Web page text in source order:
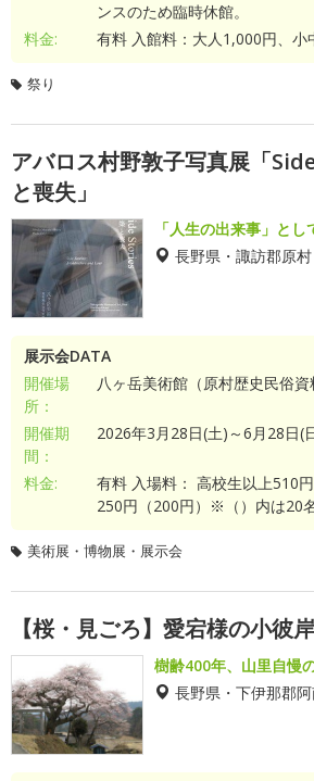
ンスのため臨時休館。
料金:
有料 入館料：大人1,000円、小
祭り
アバロス村野敦子写真展「
と喪失」
「人生の出来事」と
長野県・諏訪郡原村
展示会DATA
開催場
所：
八ヶ岳美術館（原村歴史民俗資
開催期
間：
2026年3月28日(土)～6月28日(
料金:
有料 入場料： 高校生以上510
250円（200円）※（）内は20
美術展・博物展・展示会
【桜・見ごろ】愛宕様の小彼
樹齢400年、山里自慢
長野県・下伊那郡